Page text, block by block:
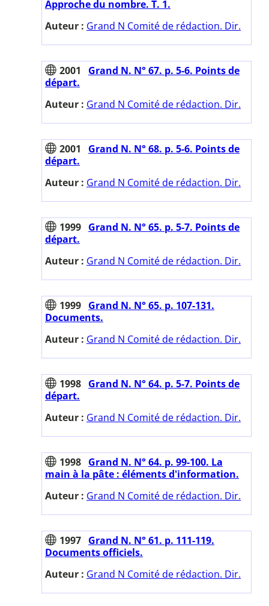
Approche du nombre. T. 1.
Auteur : Grand N Comité de rédaction. Dir.
2001
Grand N. N° 67. p. 5-6. Points de
départ.
Auteur : Grand N Comité de rédaction. Dir.
2001
Grand N. N° 68. p. 5-6. Points de
départ.
Auteur : Grand N Comité de rédaction. Dir.
1999 Grand N. N° 65. p. 5-7. Points de
départ.
Auteur : Grand N Comité de rédaction. Dir.
1999 Grand N. N° 65. p. 107-131.
Documents.
Auteur : Grand N Comité de rédaction. Dir.
1998 Grand N. N° 64. p. 5-7. Points de
départ.
Auteur : Grand N Comité de rédaction. Dir.
1998 Grand N. N° 64. p. 99-100. La
main à la pâte : éléments d'information.
Auteur : Grand N Comité de rédaction. Dir.
1997 Grand N. N° 61. p. 111-119.
Documents officiels.
Auteur : Grand N Comité de rédaction. Dir.